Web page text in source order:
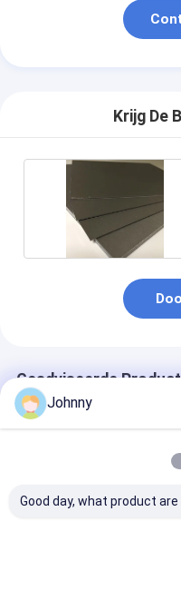
Krijg De
Geadviseerde
Johnny
Good day, what product